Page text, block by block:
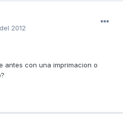
2012
antes con una imprimacion o